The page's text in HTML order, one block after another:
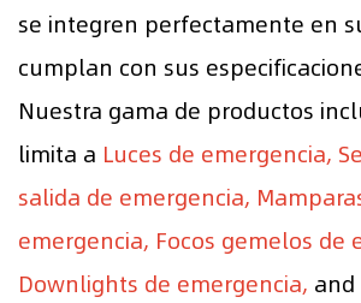
se integren perfectamente en
cumplan con sus
Nuestra gama de productos
limita a Luces de emergencia,
salida de emergencia,
emergencia, Focos gemelos de
Downlights de emergencia, and